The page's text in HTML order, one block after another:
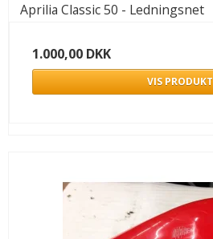
Aprilia Classic 50 - Ledningsnet
1.000,00 DKK
VIS PRODUKT